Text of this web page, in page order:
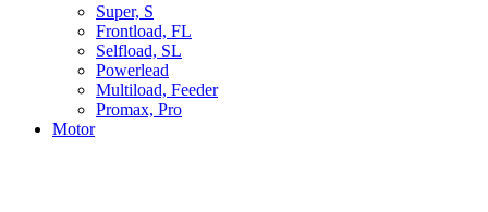
Super, S
Frontload, FL
Selfload, SL
Powerlead
Multiload, Feeder
Promax, Pro
Motor